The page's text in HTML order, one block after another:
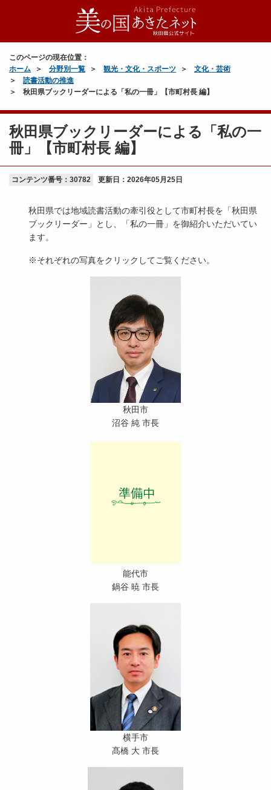
このページの現在位置：
ホーム
分野別一覧 観光・文化・スポーツ
文化・芸術
読書活動の推進
秋田県ブックリーダーによる「私の一冊」【市町村長 編】
秋田県ブックリーダーによる「私の一
冊」【市町村長 編】
コンテンツ番号：30782 更新日： 2026年05月25日
秋田県では地域読書活動の牽引役として市町村長を「秋田県
ブックリーダー」とし、「私の一冊」を御紹介いただいてい
ます。
※それぞれの写真をクリックしてご覧ください。
秋田市
沼谷 純 市長
能代市
鍋谷 暁 市長
横手市
髙橋 大 市長